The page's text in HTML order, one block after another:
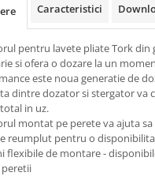
colac wc
pliate (Z)
Caracteristici
pentru lavete pliate Tork din
si ofera o dozare la un
este noua generatie de
dintre dozator si stergator va
in uz.
montat pe perete va ajuta
reumplut pentru o
flexibile de montare -